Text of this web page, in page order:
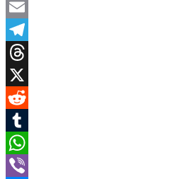
Mastodon
Email
Telegram
Threads
X
Reddit
Tumblr
WhatsApp